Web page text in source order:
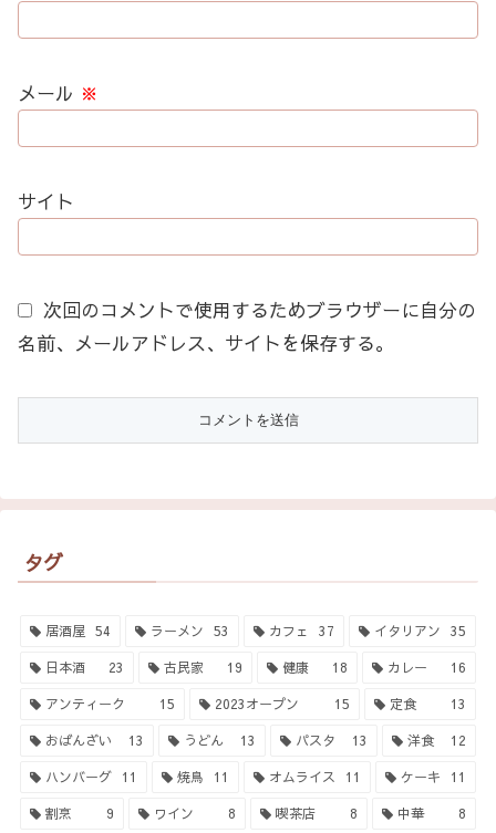
メール ※
サイト
次回のコメントで使用するためブラウザーに自分の
名前、メールアドレス、サイトを保存する。
タグ
居酒屋 54 ラーメン 53 カフェ 37 イタリアン 35
日本酒 23 古民家 19 健康 18 カレー 16
アンティーク 15 2023オープン 15 定食 13
おばんざい 13 うどん 13 パスタ 13 洋食 12
ハンバーグ 11 焼鳥 11 オムライス 11 ケーキ 11
割烹 9 ワイン 8 喫茶店 8 中華 8